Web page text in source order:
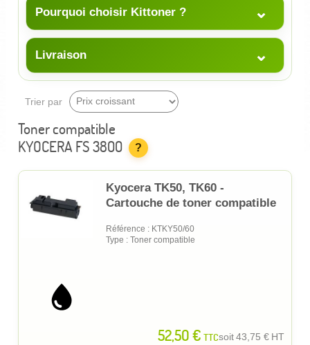
Pourquoi choisir Kittoner ? ⌄
Livraison ⌄
Trier par
Toner compatible
KYOCERA FS 3800
?
Kyocera TK50, TK60 -
Cartouche de toner compatible
Référence : KTKY50/60
Type : Toner compatible
52,50 € TTCsoit43,75 € HT